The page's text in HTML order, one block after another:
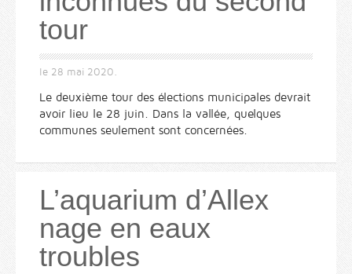
tour
le 28 mai 2020.
Le deuxième tour des élections municipales devrait
avoir lieu le 28 juin. Dans la vallée, quelques
communes seulement sont concernées.
L’aquarium d’Allex
nage en eaux
troubles